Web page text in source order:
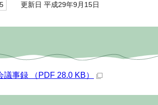
更新日 平成29年9月15日
議事録 （PDF 28.0 KB）